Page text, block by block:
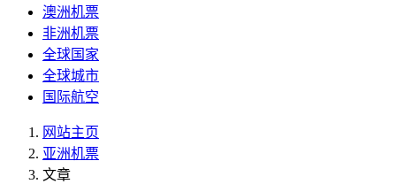
澳洲机票
非洲机票
全球国家
全球城市
国际航空
网站主页
亚洲机票
文章